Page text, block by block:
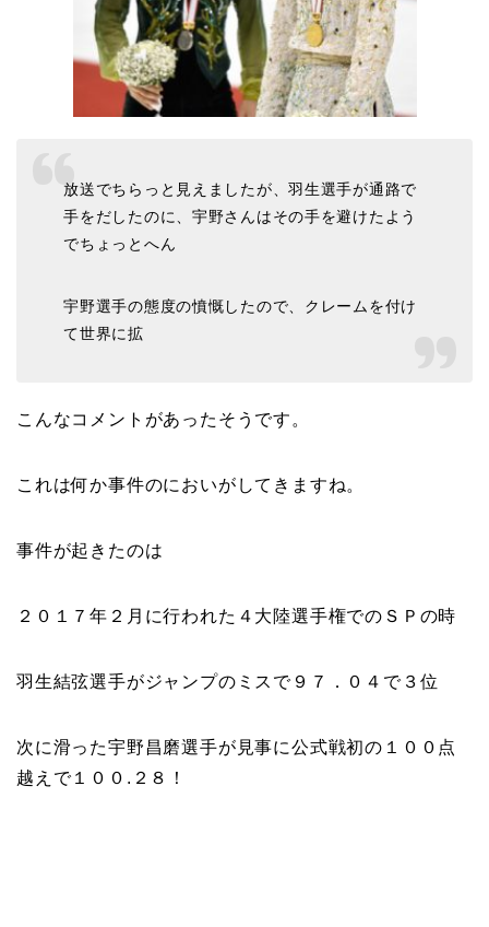
放送でちらっと見えましたが、羽生選手が通路で
手をだしたのに、宇野さんはその手を避けたよう
でちょっとへん
宇野選手の態度の憤慨したので、クレームを付け
て世界に拡
こんなコメントがあったそうです。
これは何か事件のにおいがしてきますね。
事件が起きたのは
２０１７年２月に行われた４大陸選手権でのＳＰの時
羽生結弦選手がジャンプのミスで９７．０４で３位
次に滑った宇野昌磨選手が見事に公式戦初の１００点
越えで１００.２８！